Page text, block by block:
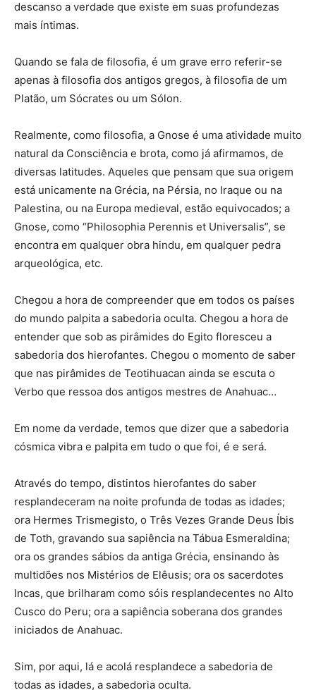
descanso a verdade que existe em suas profundezas
mais íntimas.
Quando se fala de filosofia, é um grave erro referir-se
apenas à filosofia dos antigos gregos, à filosofia de um
Platão, um Sócrates ou um Sólon.
Realmente, como filosofia, a Gnose é uma atividade muito
natural da Consciência e brota, como já afirmamos, de
diversas latitudes. Aqueles que pensam que sua origem
está unicamente na Grécia, na Pérsia, no Iraque ou na
Palestina, ou na Europa medieval, estão equivocados; a
Gnose, como “Philosophia Perennis et Universalis”, se
encontra em qualquer obra hindu, em qualquer pedra
arqueológica, etc.
Chegou a hora de compreender que em todos os países
do mundo palpita a sabedoria oculta. Chegou a hora de
entender que sob as pirâmides do Egito floresceu a
sabedoria dos hierofantes. Chegou o momento de saber
que nas pirâmides de Teotihuacan ainda se escuta o
Verbo que ressoa dos antigos mestres de Anahuac…
Em nome da verdade, temos que dizer que a sabedoria
cósmica vibra e palpita em tudo o que foi, é e será.
Através do tempo, distintos hierofantes do saber
resplandeceram na noite profunda de todas as idades;
ora Hermes Trismegisto, o Três Vezes Grande Deus Íbis
de Toth, gravando sua sapiência na Tábua Esmeraldina;
ora os grandes sábios da antiga Grécia, ensinando às
multidões nos Mistérios de Elêusis; ora os sacerdotes
Incas, que brilharam como sóis resplandecentes no Alto
Cusco do Peru; ora a sapiência soberana dos grandes
iniciados de Anahuac.
Sim, por aqui, lá e acolá resplandece a sabedoria de
todas as idades, a sabedoria oculta.